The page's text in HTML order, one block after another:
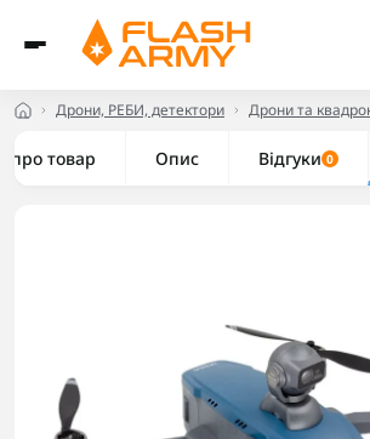
Дрони, РЕБИ, детектори Дрони та
про товар Опис Відгуки 0